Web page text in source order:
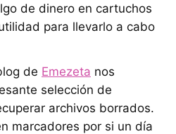
de dinero en cartuchos
para llevarlo a cabo
de Emezeta nos
selección de
archivos borrados.
marcadores por si un día